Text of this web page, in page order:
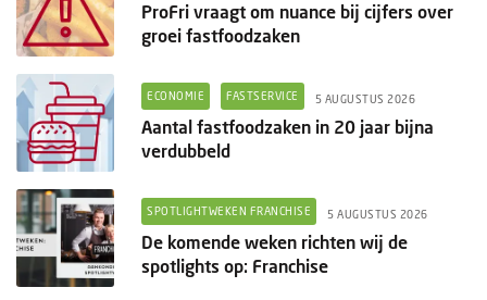
ProFri vraagt om nuance bij cijfers over
groei fastfoodzaken
ECONOMIE FASTSERVICE 5 AUGUSTUS 2026
Aantal fastfoodzaken in 20 jaar bijna
verdubbeld
SPOTLIGHTWEKEN FRANCHISE 5 AUGUSTUS 2026
De komende weken richten wij de
spotlights op: Franchise